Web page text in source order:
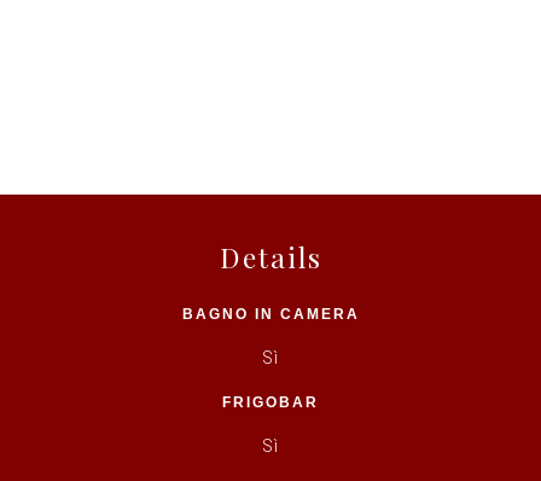
Details
BAGNO IN CAMERA
Sì
FRIGOBAR
Sì